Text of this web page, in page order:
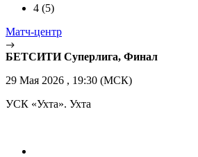
4 (5)
Матч-центр
БЕТСИТИ Суперлига, Финал
29 Мая 2026 , 19:30 (МСК)
УСК «Ухта». Ухта